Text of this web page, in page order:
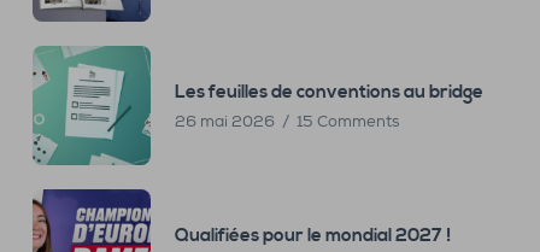
Les feuilles de conventions au bridge
26 mai 2026 15 Comments
Qualifiées pour le mondial 2027 !